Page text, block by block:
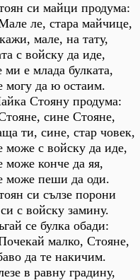
си майци продума:
ле, стара майчице,
мале, на тату,
с войску да иде,
ми е млада булката,
могу да ю остаим.
Стояну продума:
сине Стояне,
ти, сине, стар човек,
може с войску да иде,
може конче да яя,
може пеши да оди.
си сълзе порони
с войску замину.
се булка обади:
малко, Стояне,
да те накичим.
в равну градину,